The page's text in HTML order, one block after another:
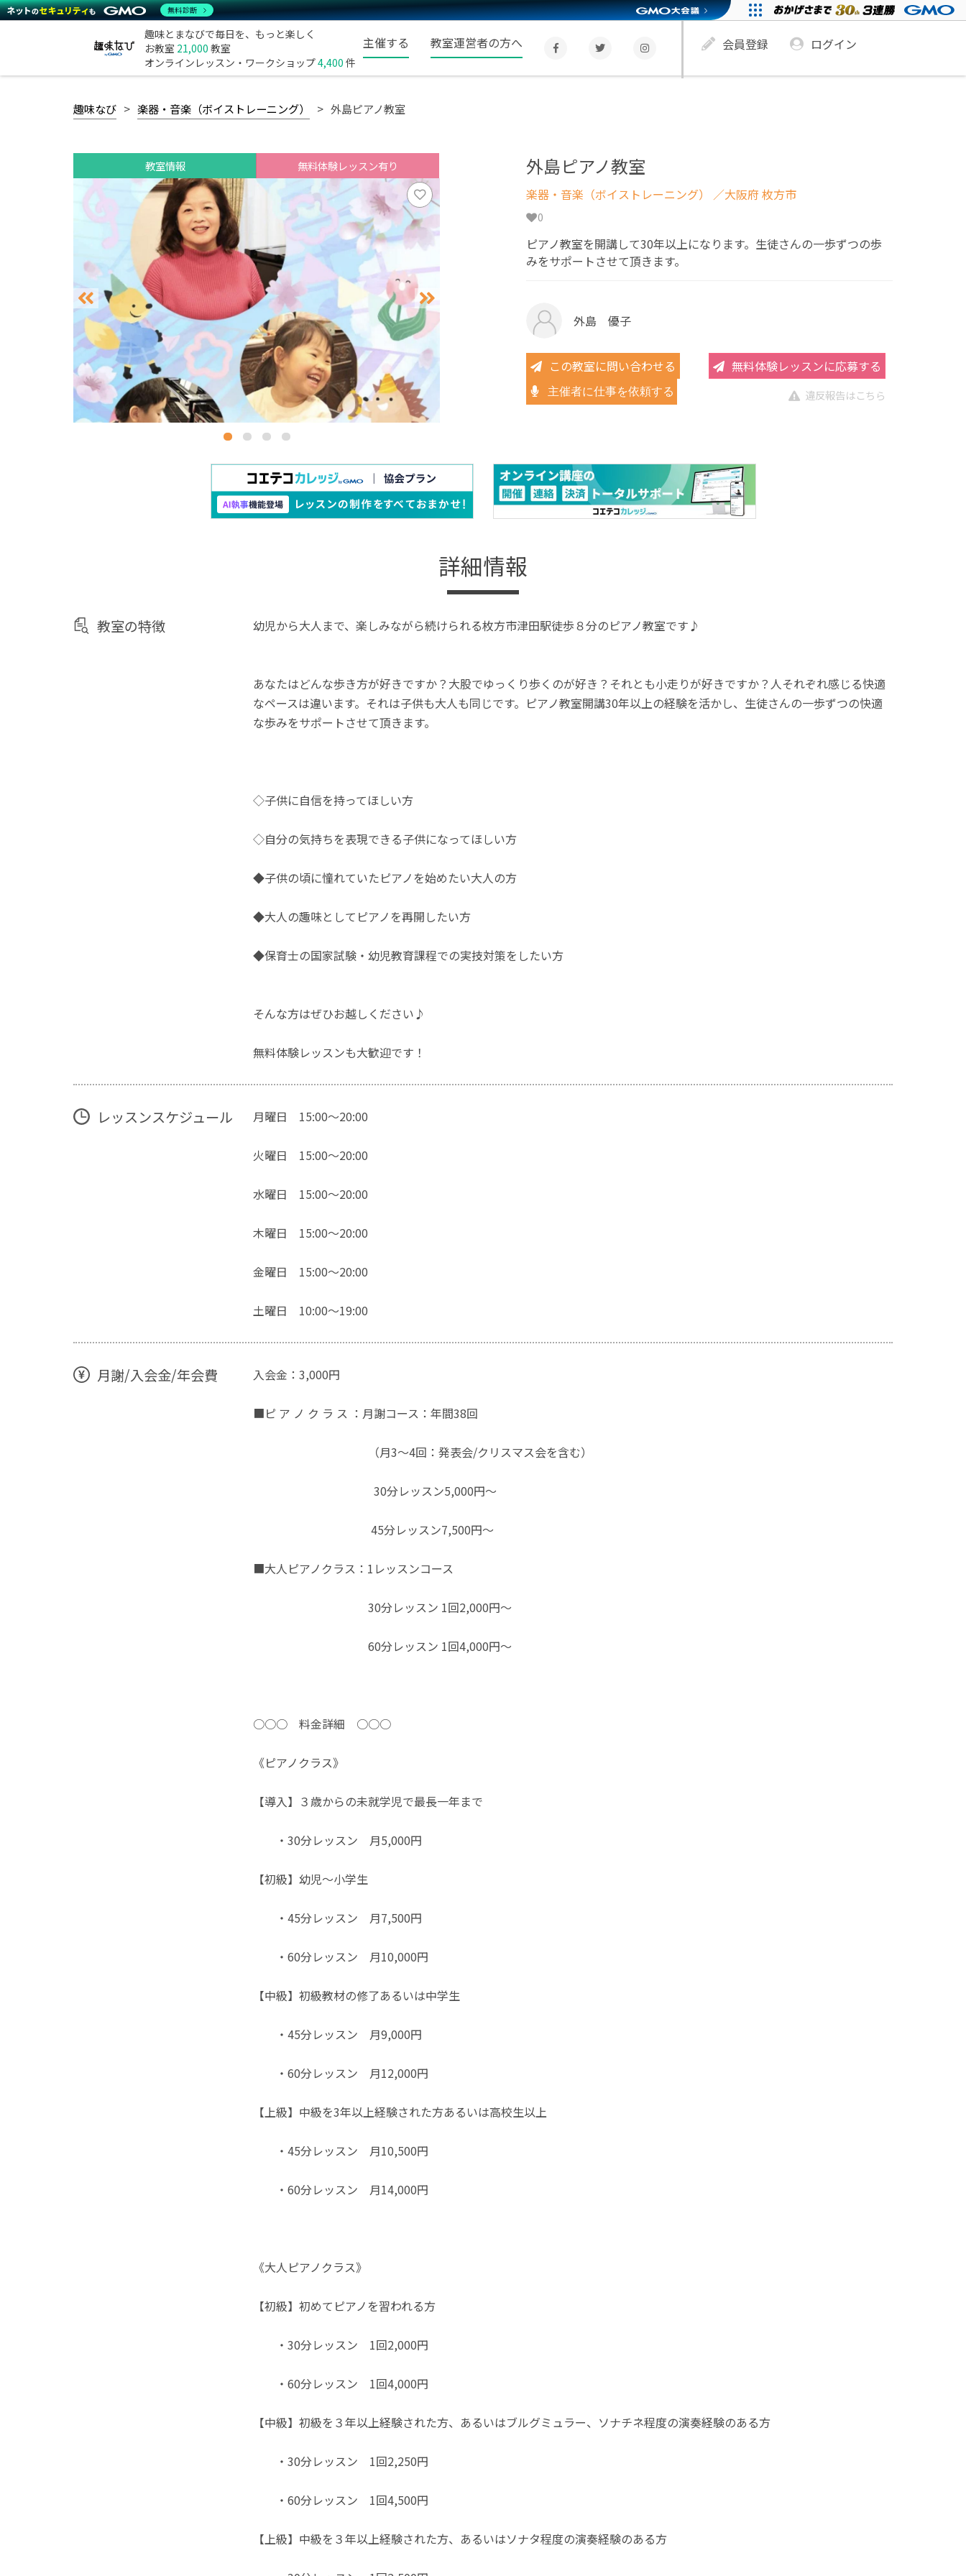
趣味とまなびで毎日を、もっと楽しく
お教室 21,000 教室
オンラインレッスン・ワークショップ4,400 件
主催する 教室運営者の方へ 会員登録 ログイン
趣味なび 楽器・音楽（ボイストレーニング） 外島ピアノ教室
教室情報 無料体験レッスン有り 外島ピアノ教室
楽器・音楽（ボイストレーニング） ／大阪府 枚方市
0
ピアノ教室を開講して30年以上になります。生徒さんの一歩ずつの歩
みをサポートさせて頂きます。
外島 優子
この教室に問い合わせる 無料体験レッスンに応募する
主催者に仕事を依頼する 違反報告はこちら
詳細情報
教室の特徴 幼児から大人まで、楽しみながら続けられる枚方市津田駅徒歩８分のピアノ教室です♪
あなたはどんな歩き方が好きですか？大股でゆっくり歩くのが好き？それとも小走りが好きですか？人それぞれ感じる快適
なペースは違います。それは子供も大人も同じです。ピアノ教室開講30年以上の経験を活かし、生徒さんの一歩ずつの快適
な歩みをサポートさせて頂きます。
◇子供に自信を持ってほしい方
◇自分の気持ちを表現できる子供になってほしい方
◆子供の頃に憧れていたピアノを始めたい大人の方
◆大人の趣味としてピアノを再開したい方
◆保育士の国家試験・幼児教育課程での実技対策をしたい方
そんな方はぜひお越しください♪
無料体験レッスンも大歓迎です！
レッスンスケジュール 月曜日 15:00～20:00
火曜日 15:00～20:00
水曜日 15:00～20:00
木曜日 15:00～20:00
金曜日 15:00～20:00
土曜日 10:00～19:00
月謝/入会金/年会費 入会金：3,000円
■ピ ア ノ ク ラ ス ：月謝コース：年間38回
（月3～4回：発表会/クリスマス会を含む）
30分レッスン5,000円～
45分レッスン7,500円～
■大人ピアノクラス：1レッスンコース
30分レッスン 1回2,000円～
60分レッスン 1回4,000円～
○○○ 料金詳細 ○○○
《ピアノクラス》
【導入】３歳からの未就学児で最長一年まで
・30分レッスン 月5,000円
【初級】幼児～小学生
・45分レッスン 月7,500円
・60分レッスン 月10,000円
【中級】初級教材の修了あるいは中学生
・45分レッスン 月9,000円
・60分レッスン 月12,000円
【上級】中級を3年以上経験された方あるいは高校生以上
・45分レッスン 月10,500円
・60分レッスン 月14,000円
《大人ピアノクラス》
【初級】初めてピアノを習われる方
・30分レッスン 1回2,000円
・60分レッスン 1回4,000円
【中級】初級を３年以上経験された方、あるいはブルグミュラー、ソナチネ程度の演奏経験のある方
・30分レッスン 1回2,250円
・60分レッスン 1回4,500円
【上級】中級を３年以上経験された方、あるいはソナタ程度の演奏経験のある方
無料診断